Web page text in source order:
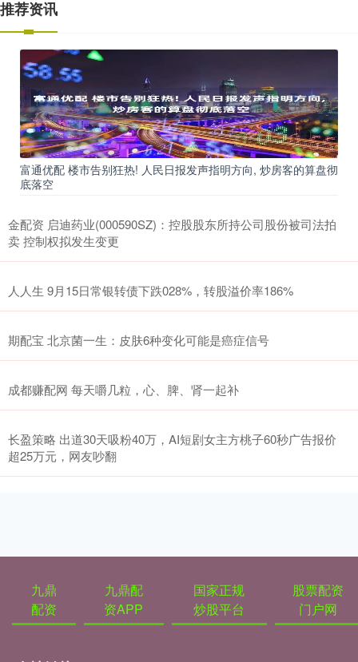
推荐资讯
富通优配 楼市告别狂热! 人民日报发声指明方向, 炒房客的算盘彻
底落空
金配资 启迪药业(000590SZ)：控股股东所持公司股份被司法拍
卖 控制权拟发生变更
人人生 9月15日常银转债下跌028%，转股溢价率186%
期配宝 北京菌一生：皮肤6种变化可能是癌症信号
成都赚配网 每天嚼几粒，心、脾、肾一起补
长盈策略 出道30天吸粉40万，AI短剧女主方桃子60秒广告报价
超25万元，网友吵翻
九鼎
配资
九鼎配
资APP
国家正规
炒股平台
股票配资
门户网